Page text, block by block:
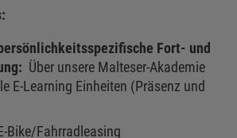
Fort- und
Über unsere Malteser-Akademie
E-Learning Einheiten (Präsenz und
Bike/Fahrradleasing